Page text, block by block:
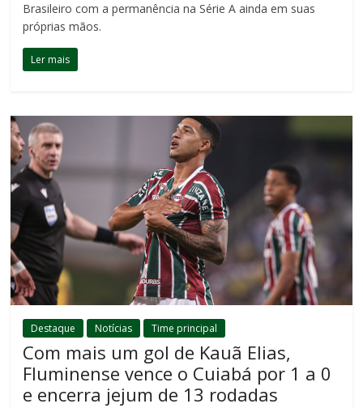
Brasileiro com a permanência na Série A ainda em suas
próprias mãos.
Ler mais
Destaque Notícias Time principal
Com mais um gol de Kauã Elias,
Fluminense vence o Cuiabá por 1 a 0
e encerra jejum de 13 rodadas